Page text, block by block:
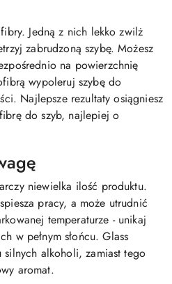
Jedną z nich lekko zwilż
zabrudzoną szybę. Możesz
na powierzchnię
wypoleruj szybę do
Najlepsze rezultaty osiągniesz
do szyb, najlepiej o
niewielka ilość produktu.
pracy, a może utrudnić
temperaturze - unikaj
w pełnym słońcu. Glass
silnych alkoholi, zamiast tego
aromat.